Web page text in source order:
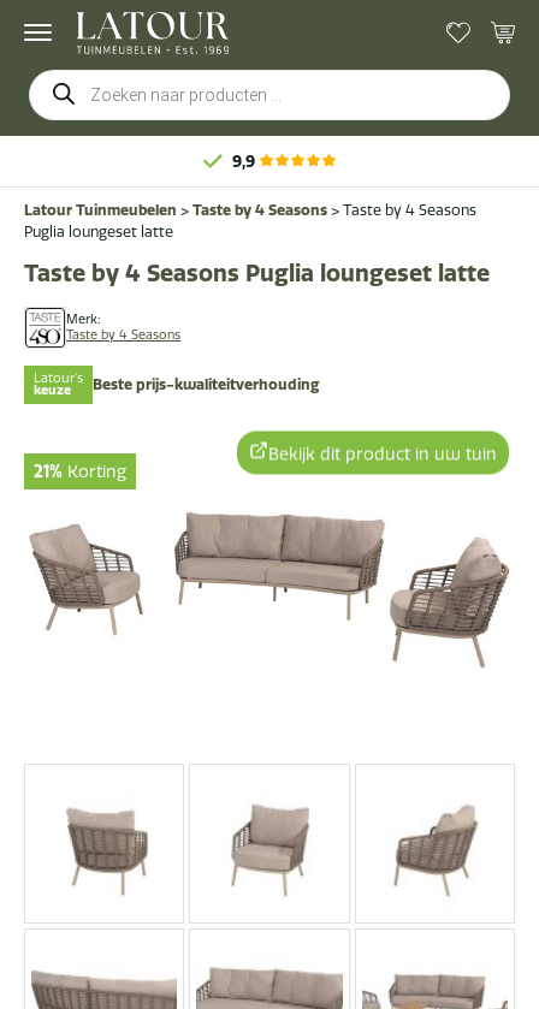
Producten
zoeken
Latour Tuinmeubelen > Taste by 4 Seasons > Taste by 4 Seasons
Puglia loungeset latte
Merk:
Taste by 4 Seasons
Taste by 4 Seasons Puglia loungeset latte
Latour's
keuze Beste prijs-kwaliteitverhouding
21% Korting
Bekijk dit product in uw tuin